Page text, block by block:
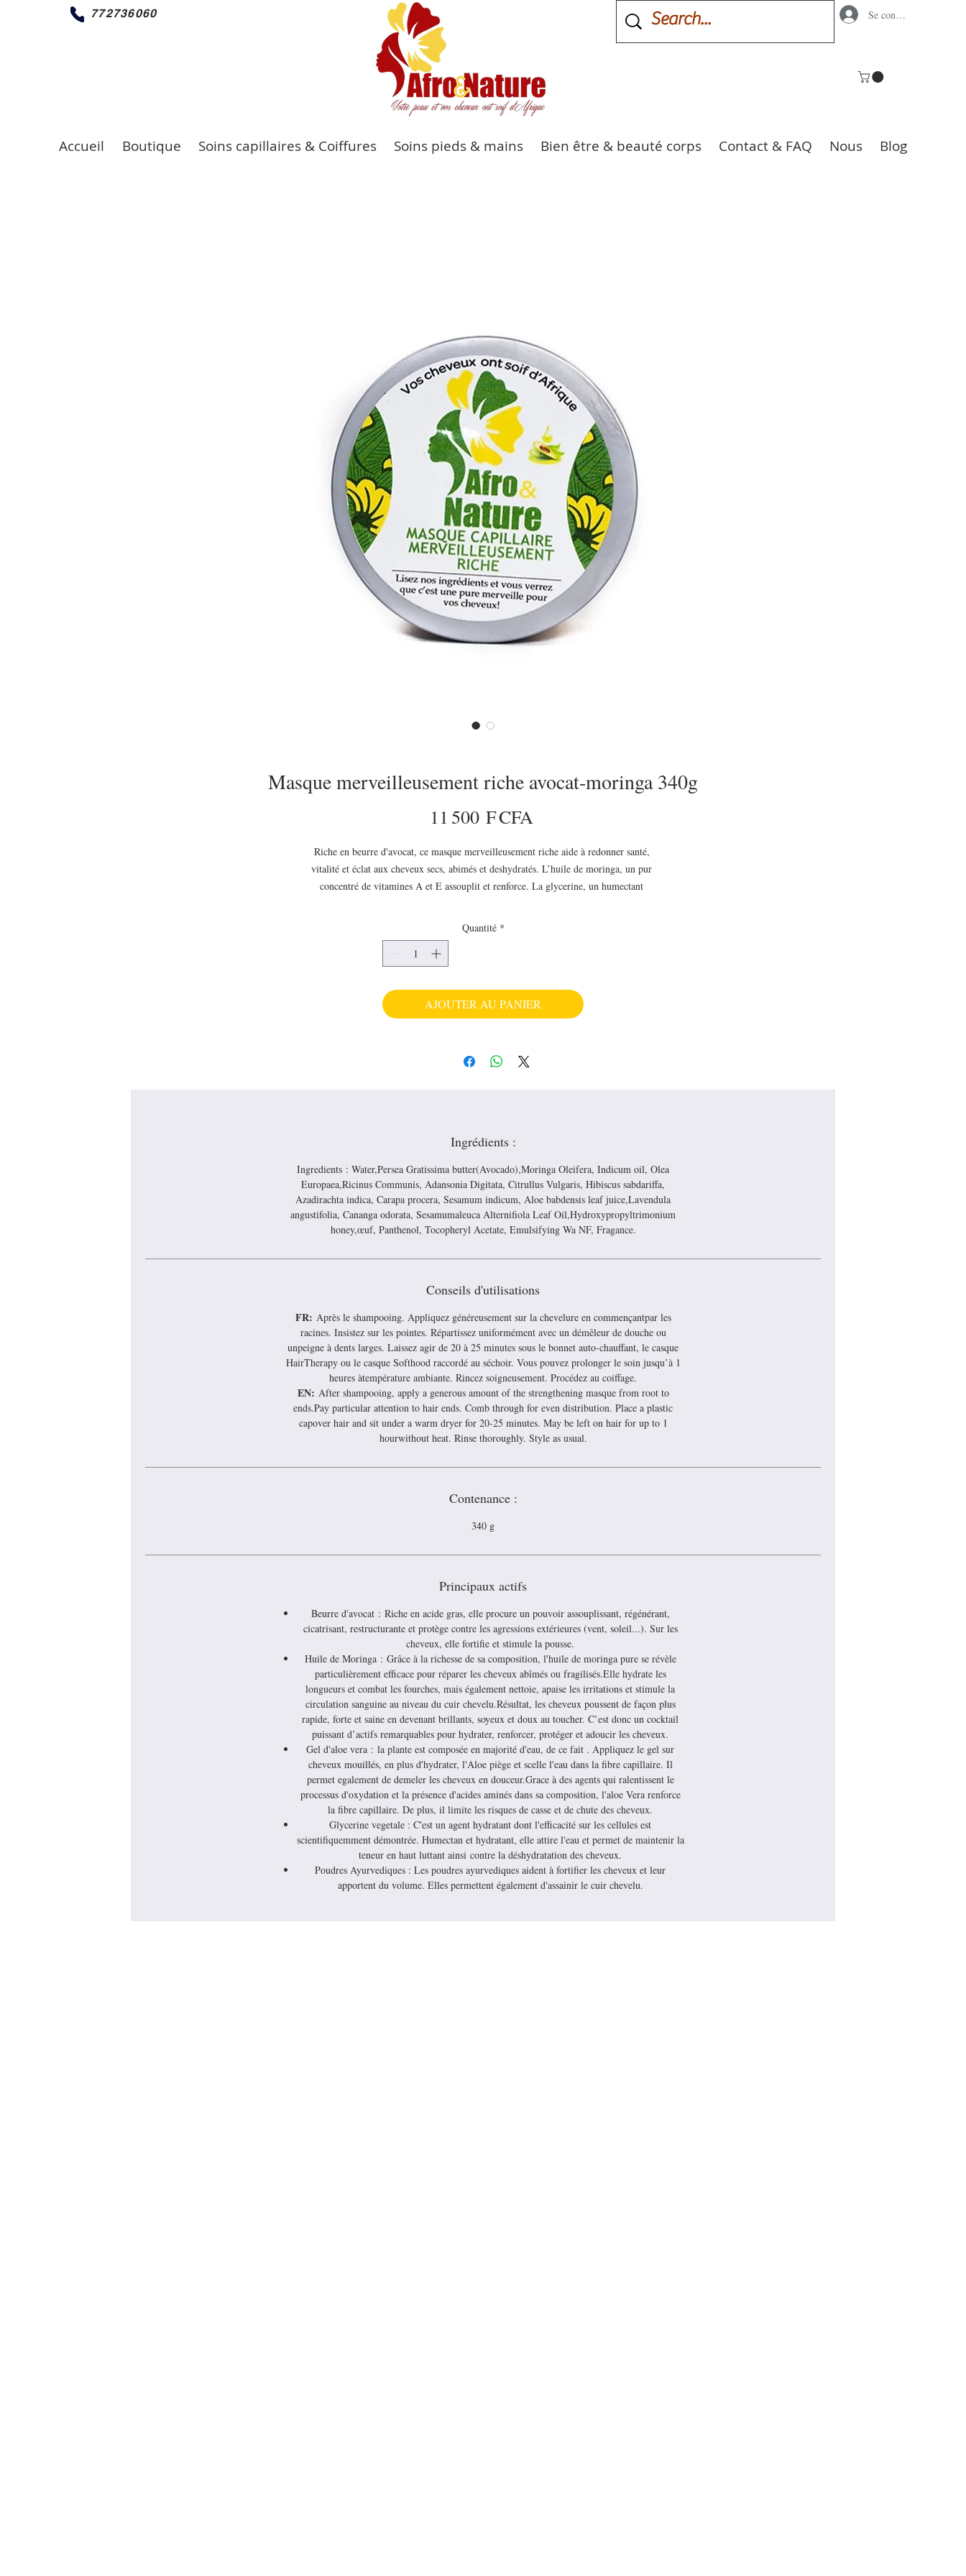
772736060 Se connecter
Accueil Boutique Soins capillaires & Coiffures Soins pieds & mains Bien être & beauté corps Contact & FAQ Nous Blog
Masque merveilleusement riche avocat-moringa 340g
11 500 F CFA
Riche en beurre d'avocat, ce masque merveilleusement riche aide à redonner santé,
vitalité et éclat aux cheveux secs, abimés et deshydratés. L’huile de moringa, un pur
concentré de vitamines A et E assouplit et renforce. La glycerine, un humectant
parfait pour transformer les cheveux secs et rebels, en cheveux hydratés en pleine
santé. Les cheveux secs, ternes et abimés, agressés retrouvent élasticité, force et
Quantité *
AJOUTER AU PANIER
Ingrédients :
Ingredients : Water,Persea Gratissima butter(Avocado),Moringa Oleifera, Indicum oil, Olea
Europaea,Ricinus Communis, Adansonia Digitata, Citrullus Vulgaris, Hibiscus sabdariffa,
Azadirachta indica, Carapa procera, Sesamum indicum, Aloe babdensis leaf juice,Lavendula
angustifolia, Cananga odorata, Sesamumaleuca Alternifiola Leaf Oil,Hydroxypropyltrimonium
honey,œuf, Panthenol, Tocopheryl Acetate, Emulsifying Wa NF, Fragance.
Conseils d'utilisations
FR: Après le shampooing. Appliquez généreusement sur la chevelure en commençantpar les
racines. Insistez sur les pointes. Répartissez uniformément avec un démêleur de douche ou
unpeigne à dents larges. Laissez agir de 20 à 25 minutes sous le bonnet auto-chauffant, le casque
HairTherapy ou le casque Softhood raccordé au séchoir. Vous pouvez prolonger le soin jusqu’à 1
heures àtempérature ambiante. Rincez soigneusement. Procédez au coiffage.
EN: After shampooing, apply a generous amount of the strengthening masque from root to
ends.Pay particular attention to hair ends. Comb through for even distribution. Place a plastic
capover hair and sit under a warm dryer for 20-25 minutes. May be left on hair for up to 1
hourwithout heat. Rinse thoroughly. Style as usual.
Contenance :
340 g
Principaux actifs
Beurre d'avocat : Riche en acide gras, elle procure un pouvoir assouplissant, régénérant,
cicatrisant, restructurante et protège contre les agressions extérieures (vent, soleil...). Sur les
cheveux, elle fortifie et stimule la pousse.
Huile de Moringa : Grâce à la richesse de sa composition, l'huile de moringa pure se révèle
particulièrement efficace pour réparer les cheveux abîmés ou fragilisés.Elle hydrate les
longueurs et combat les fourches, mais également nettoie, apaise les irritations et stimule la
circulation sanguine au niveau du cuir chevelu.Résultat, les cheveux poussent de façon plus
rapide, forte et saine en devenant brillants, soyeux et doux au toucher. C’est donc un cocktail
puissant d’actifs remarquables pour hydrater, renforcer, protéger et adoucir les cheveux.
Gel d'aloe vera : la plante est composée en majorité d'eau, de ce fait . Appliquez le gel sur
cheveux mouillés, en plus d'hydrater, l'Aloe piège et scelle l'eau dans la fibre capillaire. Il
permet egalement de demeler les cheveux en douceur.Grace à des agents qui ralentissent le
processus d'oxydation et la présence d'acides aminés dans sa composition, l'aloe Vera renforce
la fibre capillaire. De plus, il limite les risques de casse et de chute des cheveux.
Glycerine vegetale : C'est un agent hydratant dont l'efficacité sur les cellules est
scientifiquemment démontrée. Humectan et hydratant, elle attire l'eau et permet de maintenir la
teneur en haut luttant ainsi contre la déshydratation des cheveux.
Poudres Ayurvediques : Les poudres ayurvediques aident à fortifier les cheveux et leur
apportent du volume. Elles permettent également d'assainir le cuir chevelu.